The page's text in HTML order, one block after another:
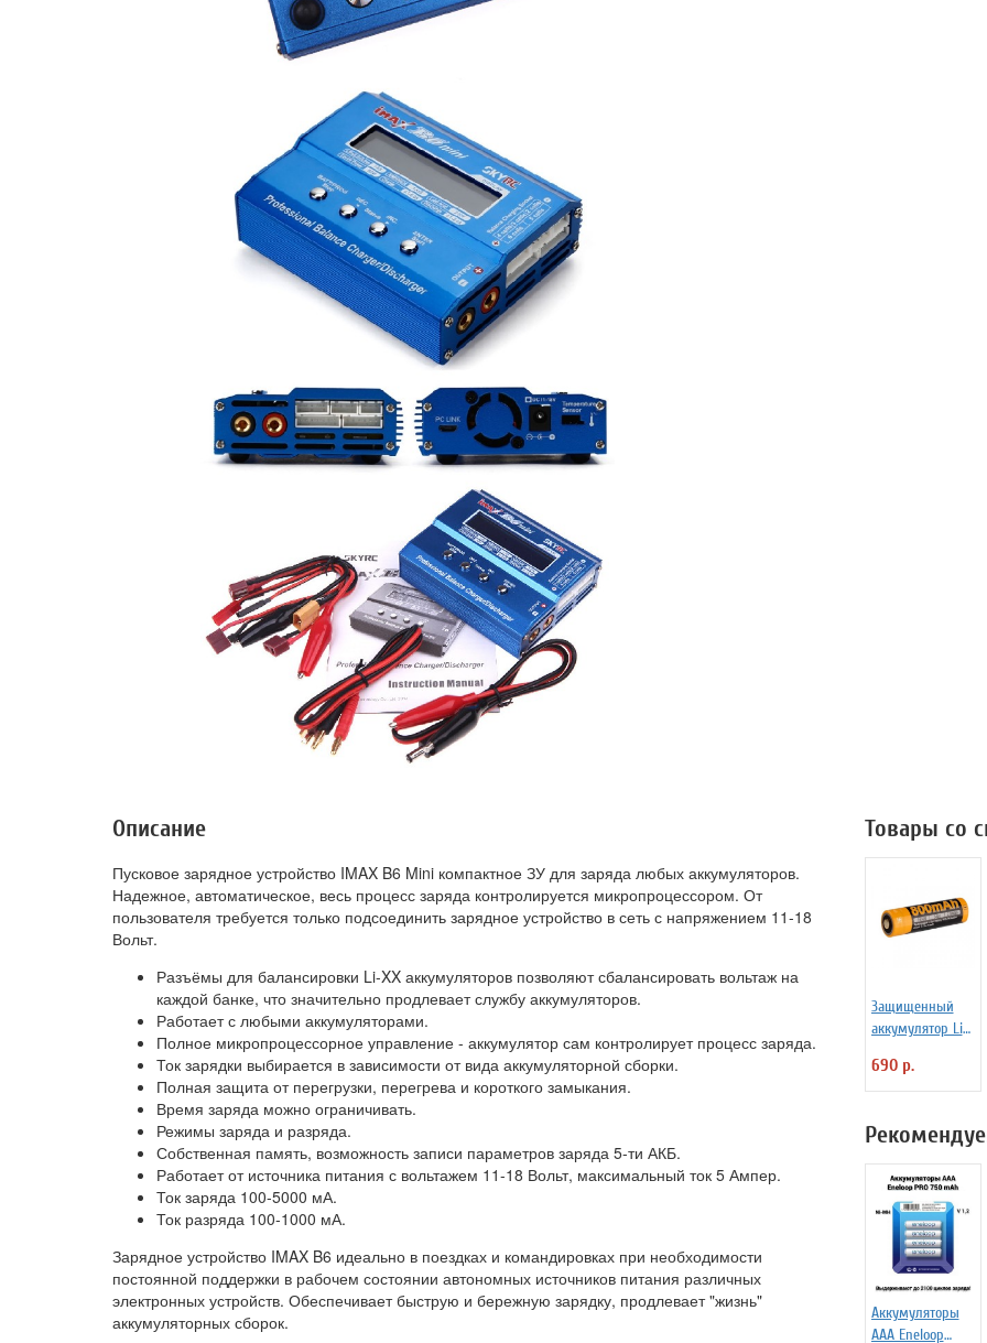
Описание
Пусковое зарядное устройство IMAX B6 Mini компактное ЗУ для заряда любых аккумуляторов.
Надежное, автоматическое, весь процесс заряда контролируется микропроцессором. От
пользователя требуется только подсоединить зарядное устройство в сеть с напряжением 11-18
Вольт.
Разъёмы для балансировки Li-XX аккумуляторов позволяют сбалансировать вольтаж на
каждой банке, что значительно продлевает службу аккумуляторов.
Работает с любыми аккумуляторами.
Полное микропроцессорное управление - аккумулятор сам контролирует процесс заряда.
Ток зарядки выбирается в зависимости от вида аккумуляторной сборки.
Полная защита от перегрузки, перегрева и короткого замыкания.
Время заряда можно ограничивать.
Режимы заряда и разряда.
Собственная память, возможность записи параметров заряда 5-ти АКБ.
Работает от источника питания с вольтажем 11-18 Вольт, максимальный ток 5 Ампер.
Ток заряда 100-5000 мА.
Ток разряда 100-1000 мА.
Зарядное устройство IMAX B6 идеально в поездках и командировках при необходимости
постоянной поддержки в рабочем состоянии автономных источников питания различных
электронных устройств. Обеспечивает быструю и бережную зарядку, продлевает "жизнь"
аккумуляторных сборок.
Товары со
Защищенный
аккумулятор Li-
800 mAh
690 р.
Аккумуляторы
ААА Еneloop